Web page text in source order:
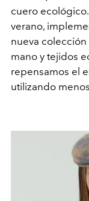
cuero
verano,
nueva
mano y tejidos
repensamos el
utilizando